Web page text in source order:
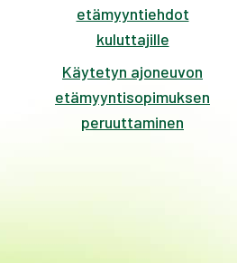
etämyyntiehdot
kuluttajille
Käytetyn ajoneuvon
etämyyntisopimuksen
peruuttaminen